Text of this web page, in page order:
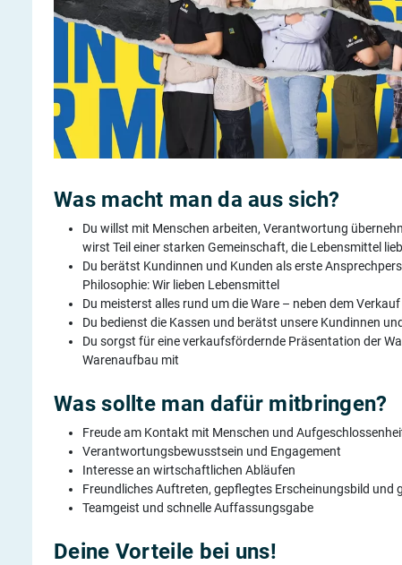
Was macht man da aus sich?
Du willst mit Menschen arbeiten, Verantwortung
wirst Teil einer starken Gemeinschaft, die Lebensmittel
Du berätst Kundinnen und Kunden als erste
Philosophie: Wir lieben Lebensmittel
Du meisterst alles rund um die Ware – neben dem
Du bedienst die Kassen und berätst unsere Kundinnen
Du sorgst für eine verkaufsfördernde Präsentation der
Warenaufbau mit
Was sollte man dafür mitbringen?
Freude am Kontakt mit Menschen und
Verantwortungsbewusstsein und Engagement
Interesse an wirtschaftlichen Abläufen
Freundliches Auftreten, gepflegtes Erscheinungsbild und
Teamgeist und schnelle Auffassungsgabe
Deine Vorteile bei uns!